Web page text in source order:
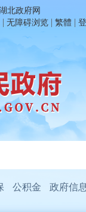
北政府网
| 无障碍浏览 | 繁體 |
公积金 政府信